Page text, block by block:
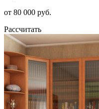
от 80 000 руб.
Рассчитать